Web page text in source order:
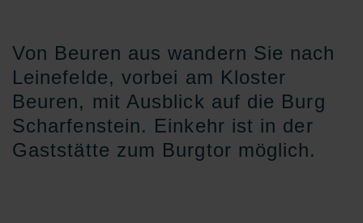
Von Beuren aus wandern Sie nach
Leinefelde, vorbei am Kloster
Beuren, mit Ausblick auf die Burg
Scharfenstein. Einkehr ist in der
Gaststätte zum Burgtor möglich.